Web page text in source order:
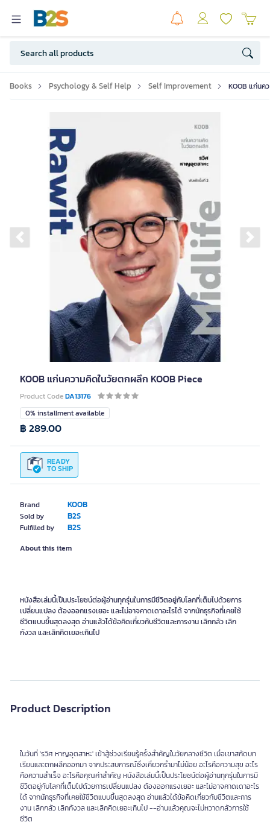
Books Psychology & Self Help Self Improvement KOOB แก่นค
Previous slide
KOOB แก่นความคิดในวัยตกผลึก KOOB Piece
Product CodeDA13176
Brand KOOB
Sold by B2S
Fulfilled by B2S
0% installment available
READY
TO SHIP
฿ 289.00
About this item
หนังสือเล่มนี้เป็นประโยชน์ต่อผู้อ่านทุกรุ่นในการมีชีวิตอยู่กับโลกที่เต็มไปด้วยการ
เปลี่ยนแปลง ต้องออกแรงเยอะ และไม่อาจคาดเดาอะไรได้ จากนักธุรกิจที่เคยใช้
ชีวิตแบบขึ้นสุดลงสุด อ่านแล้วได้ข้อคิดเกี่ยวกับชีวิตและการงาน เลิกกลัว เลิก
กังวล และเลิกคิดเยอะเกินไป
Product Description
ในวันที่ 'รวิศ หาญอุตสาหะ' เข้าสู้ช่วงเรียนรู้ครั้งสำคัญในวัยกลางชีวิต เมื่อเขาสกัดบท
เรียนและตกผลึกออกมา จากประสบการณ์ซึ่งเคี่ยวกรำมาไม่น้อย อะไรคือความสุข อะไร
คือความสำเร็จ อะไรคือคุณค่าสำคัญ หนังสือเล่มนี้เป็นประโยชน์ต่อผู้อ่านทุกรุ่นในการมี
ชีวิตอยู่กับโลกที่เต็มไปด้วยการเปลี่ยนแปลง ต้องออกแรงเยอะ และไม่อาจคาดเดาอะไร
ได้ จากนักธุรกิจที่เคยใช้ชีวิตแบบขึ้นสุดลงสุด อ่านแล้วได้ข้อคิดเกี่ยวกับชีวิตและการ
งาน เลิกกลัว เลิกกังวล และเลิกคิดเยอะเกินไป --อ่านแล้วคุณจะไม่หวาดกลัวการใช้
ชีวิต